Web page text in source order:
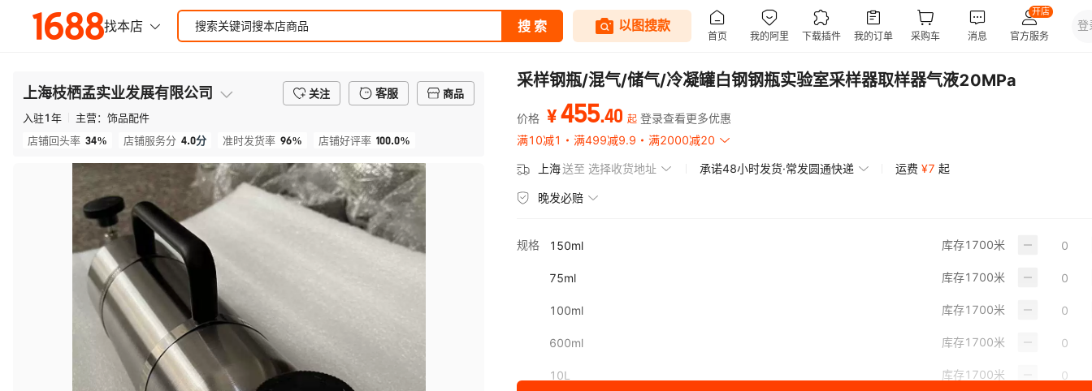
上海枝栖孟实业发展有限公司 关注 客服
商品
入驻1年 主营： 饰品配件
店铺回头率 34% 店铺服务分 4.0分 准时发货率 96% 店铺好评率 100.0%
采样钢瓶/混气/储气/冷凝罐白钢钢瓶实验室采样器取样器气液20MPa
价格 ¥455.40 起 登录查看更多优惠
满10减1
满499减9.9 满2000减20
上海送至 选择收货地址 承诺48小时发货·常发圆通快递 运费 ¥7 起
晚发必赔
规格 150ml 库存1700米
75ml 库存1700米
100ml 库存1700米
600ml 库存1700米
10L 库存1700米